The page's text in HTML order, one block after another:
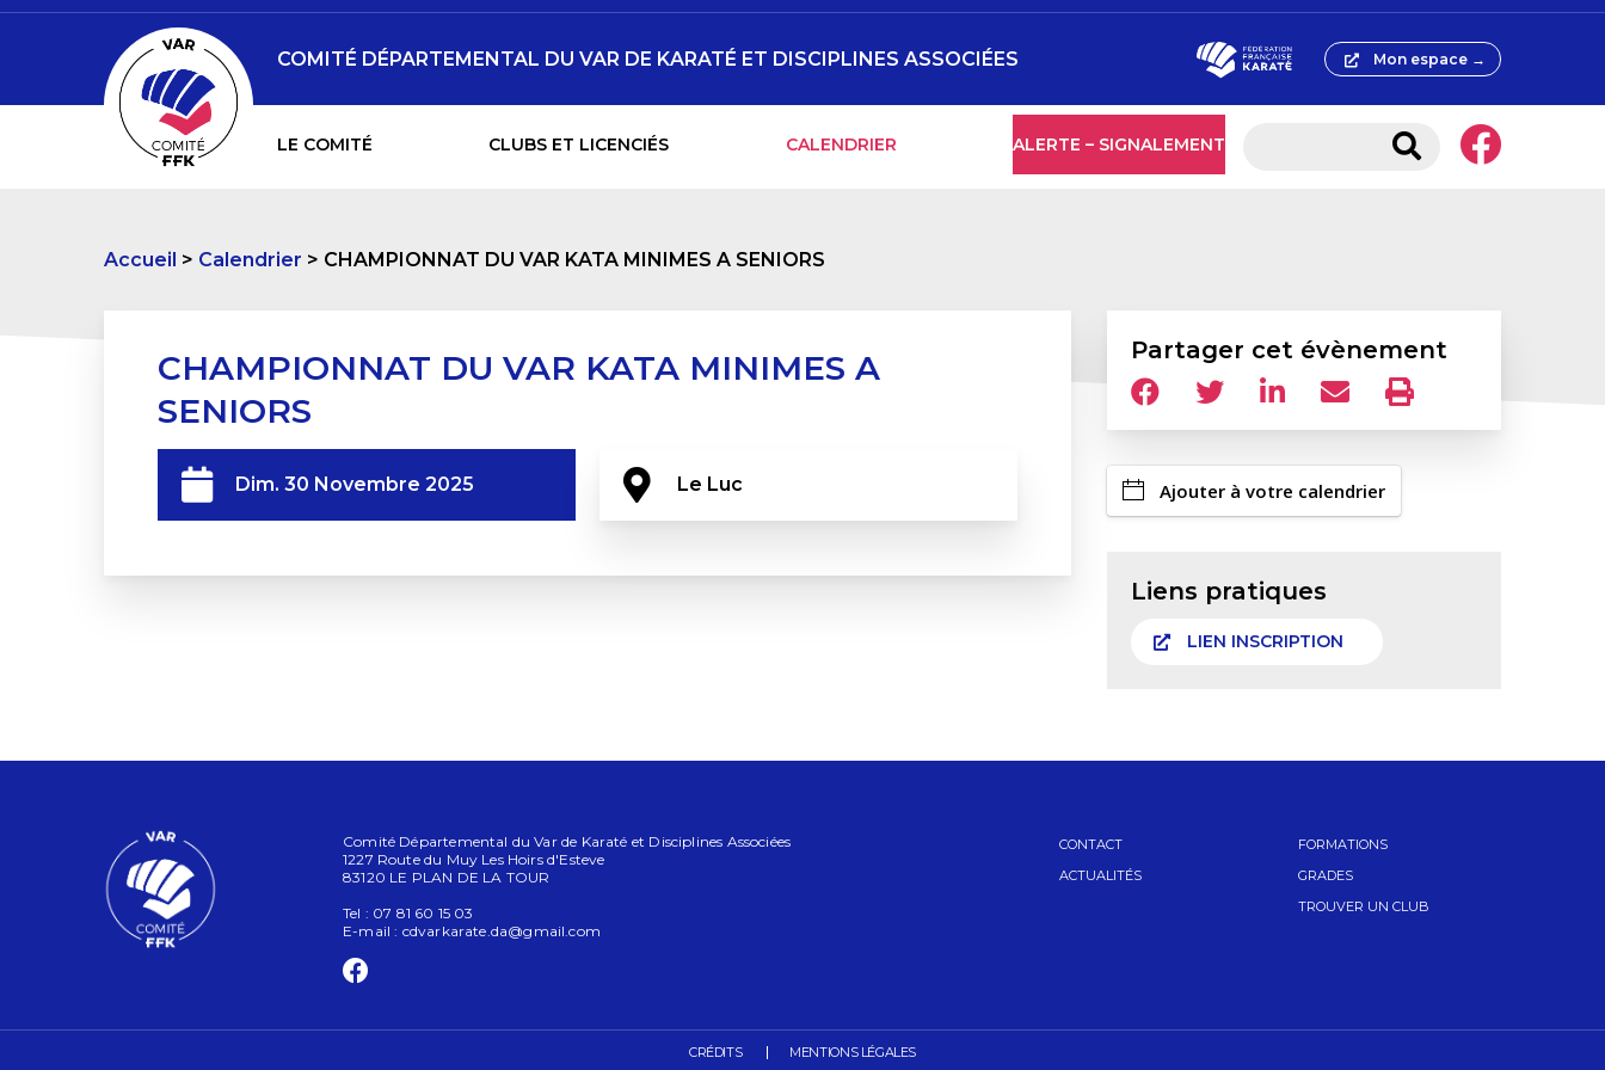
LE COMITÉ CLUBS ET LICENCIÉS CALENDRIER ALERTE – SIGNALEMENT
COMITÉ DÉPARTEMENTAL DU VAR DE KARATÉ ET DISCIPLINES ASSOCIÉES Mon espace →
Accueil Calendrier CHAMPIONNAT DU VAR KATA MINIMES A SENIORS
CHAMPIONNAT DU VAR KATA MINIMES A
SENIORS
Dim. 30 Novembre 2025 Le Luc
Partager cet évènement
Ajouter à votre calendrier
Liens pratiques
LIEN INSCRIPTION
Comité Départemental du Var de Karaté et Disciplines Associées
1227 Route du Muy Les Hoirs d'Esteve
83120 LE PLAN DE LA TOUR
Tel : 07 81 60 15 03
E-mail : cdvarkarate.da@gmail.com
CONTACT
ACTUALITÉS
FORMATIONS
GRADES
TROUVER UN CLUB
CRÉDITS MENTIONS LÉGALES